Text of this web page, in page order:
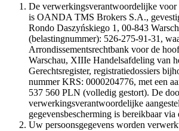
De verwerkingsverantwoordelijke voor
is OANDA TMS Brokers S.A.,
Rondo Daszyńskiego 1, 00-843
(belastingnummer): 526-275-91-31,
Arrondissementsrechtbank voor de
Warschau, XIIIe Handelsafdeling van
Gerechtsregister, registratiedossiers
nummer KRS: 0000204776, met een
537 560 PLN (volledig gestort). De
verwerkingsverantwoordelijke
gegevensbescherming is bereikbaar via
Uw persoonsgegevens worden